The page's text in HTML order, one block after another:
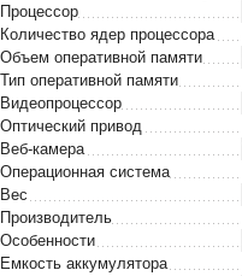
Процессор
Количество ядер процессора
Объем оперативной памяти
Тип оперативной памяти
Видеопроцессор
Оптический привод
Веб-камера
Операционная система
Вес
Производитель
Особенности
Емкость аккумулятора